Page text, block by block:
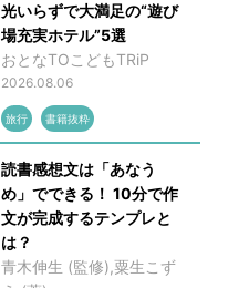
光いらずで大満足の“遊び
場充実ホテル”5選
おとなTOこどもTRiP
2026.08.06
旅行 書籍抜粋
読書感想文は「あなう
め」でできる！ 10分で作
文が完成するテンプレと
は？
青木伸生 (監修),粟生こず